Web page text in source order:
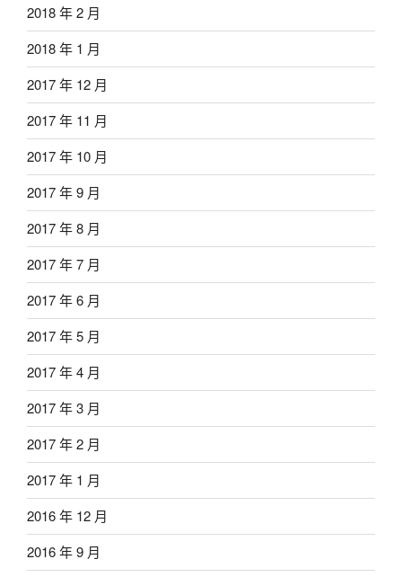
2018 年 2 月
2018 年 1 月
2017 年 12 月
2017 年 11 月
2017 年 10 月
2017 年 9 月
2017 年 8 月
2017 年 7 月
2017 年 6 月
2017 年 5 月
2017 年 4 月
2017 年 3 月
2017 年 2 月
2017 年 1 月
2016 年 12 月
2016 年 9 月